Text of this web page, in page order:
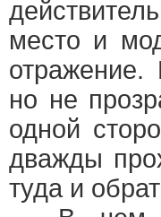
место и
но не
одной
дважды
туда и